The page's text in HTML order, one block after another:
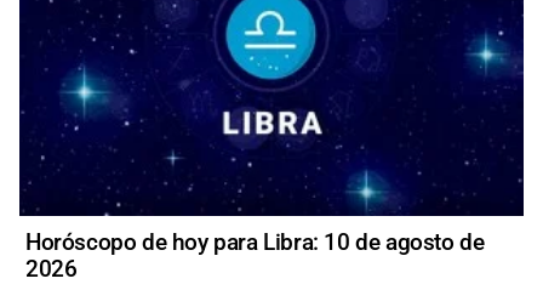
Horóscopo de hoy para Libra: 10 de agosto de
2026